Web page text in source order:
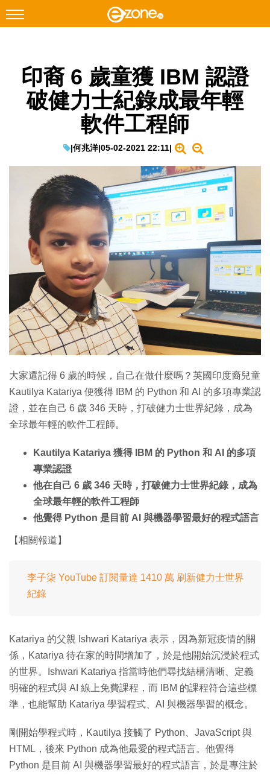
Facebook Instagram
科技焦點
教學評測
EduTech
IT Times
生成式AI與雲端應用
Enterprise Digital Transformation
印裔 6 歲童獲 IBM 認證
破健力士紀錄成最年輕
軟件工程師
|何兆洋|05-02-2021 22:11|
大家還記得 6 歲的時候，自己在做什麼嗎？英國印度裔兒童
Kautilya Katariya 便獲得 IBM 的 Python 和 AI 的多項專業認
證，並在自己 6 歲 346 天時，打破健力士世界紀錄，成為
全球最年輕的軟件工程師。
Kautilya Katariya 獲得 IBM 的 Python 和 AI 的多項
專業認證
他在自己 6 歲 346 天時，打破健力士世界紀錄，成為
全球最年輕的軟件工程師
他覺得 Python 是目前 AI 與機器學習最好的程式語言
【相關報道】
李子柒 YouTube 訂閱量達 1410 萬 刷新健力士世界
紀錄
Katariya 的父親 Ishwari Katariya 表示，因為新冠疫情的關
係，Katariya 待在家的時間增加了，於是他開始沉浸於程式
的世界。Ishwari Katariya 指當時他們尋找結構清晰、定義
明確的程式與 AI 線上免費課程，而 IBM 的課程符合這些標
準，也能幫助 Katariya 學習程式、AI 與機器學習的概念。
剛開始學程式時，Kautilya 接觸了 Python、JavaScript 與
HTML，後來 Python 成為他最愛的程式語言。他覺得
Python 是目前 AI 與機器學習最好的程式語言，於是專注於